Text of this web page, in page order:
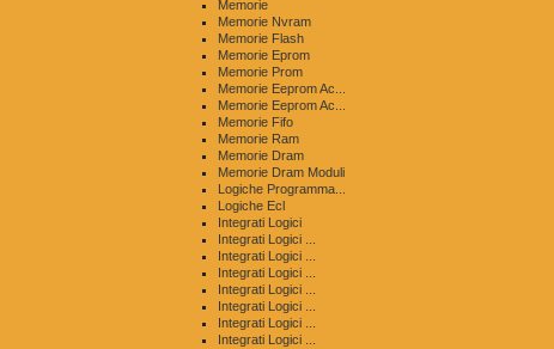
Memorie
Memorie Nvram
Memorie Flash
Memorie Eprom
Memorie Prom
Memorie Eeprom Ac...
Memorie Eeprom Ac...
Memorie Fifo
Memorie Ram
Memorie Dram
Memorie Dram Moduli
Logiche Programma...
Logiche Ecl
Integrati Logici
Integrati Logici ...
Integrati Logici ...
Integrati Logici ...
Integrati Logici ...
Integrati Logici ...
Integrati Logici ...
Integrati Logici ...